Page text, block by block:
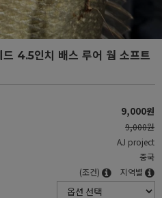
4.5인치 배스 루어 웜 소프트
9,000원
9,000원
AJ project
중국
(조건) 지역별